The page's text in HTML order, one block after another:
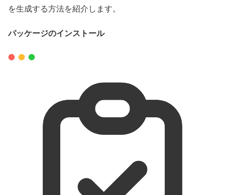
を生成する方法を紹介します。
パッケージのインストール